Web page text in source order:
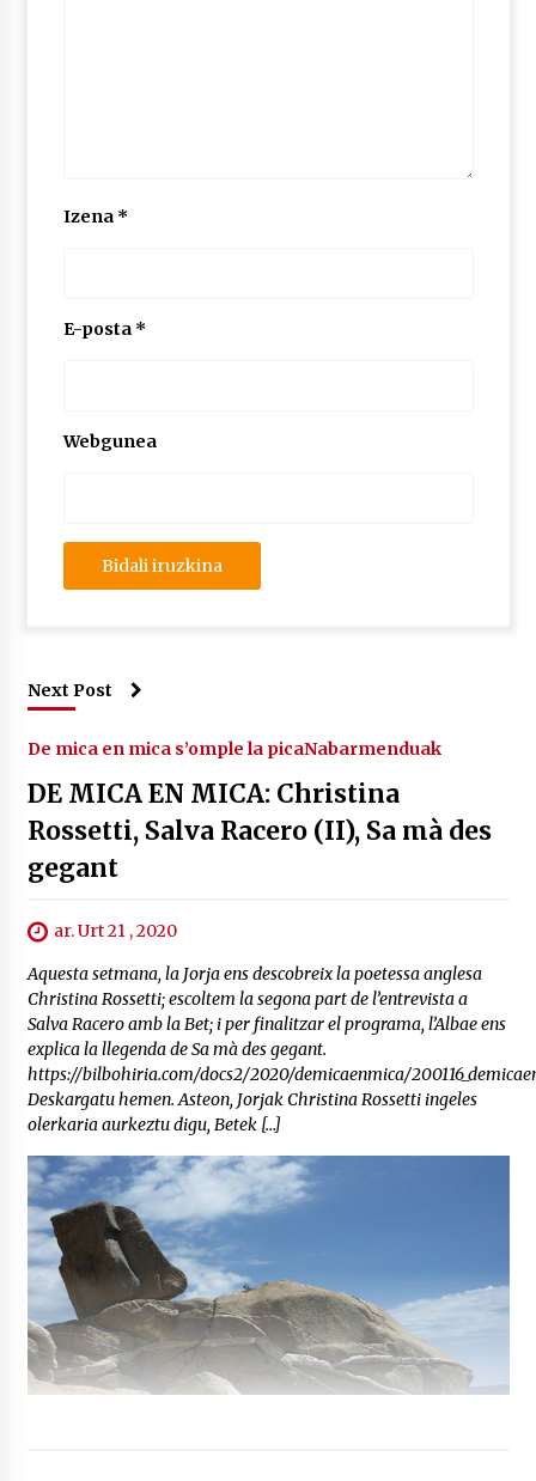
Izena *
E-posta *
Webgunea
Next Post
De mica en mica s’omple la picaNabarmenduak
DE MICA EN MICA: Christina
Rossetti, Salva Racero (II), Sa mà des
gegant
ar. Urt 21 , 2020
Aquesta setmana, la Jorja ens descobreix la poetessa anglesa
Christina Rossetti; escoltem la segona part de l’entrevista a
Salva Racero amb la Bet; i per finalitzar el programa, l’Albae ens
explica la llegenda de Sa mà des gegant.
https://bilbohiria.com/docs2/2020/demicaenmica/
Deskargatu hemen. Asteon, Jorjak Christina Rossetti ingeles
olerkaria aurkeztu digu, Betek […]